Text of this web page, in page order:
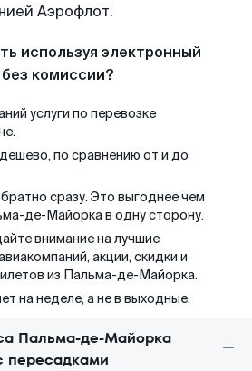
Аэрофлот.
используя электронный
комиссии?
услуги по перевозке
по сравнению от и до
сразу. Это выгоднее чем
де-Майорка в одну сторону.
внимание на лучшие
акции, скидки и
из Пальма-де-Майорка.
на неделе, а не в выходные.
Пальма-де-Майорка
пересадками